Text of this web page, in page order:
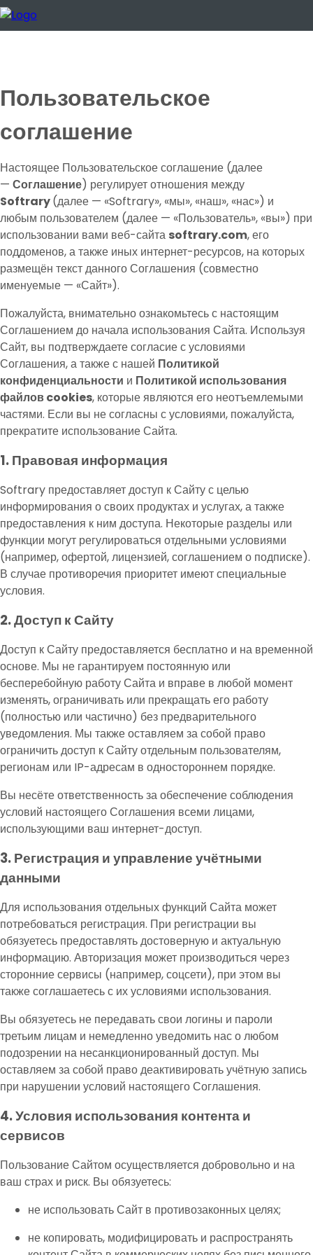
Пользовательское
соглашение
Настоящее Пользовательское соглашение (далее
— Соглашение) регулирует отношения между
Softrary(далее — «Softrary», «мы», «наш», «нас») и
любым пользователем (далее — «Пользователь», «вы») при
использовании вами веб-сайта softrary.com, его
поддоменов, а также иных интернет-ресурсов, на которых
размещён текст данного Соглашения (совместно
именуемые — «Сайт»).
Пожалуйста, внимательно ознакомьтесь с настоящим
Соглашением до начала использования Сайта. Используя
Сайт, вы подтверждаете согласие с условиями
Соглашения, а также с нашей Политикой
конфиденциальности и Политикой использования
файлов cookies, которые являются его неотъемлемыми
частями. Если вы не согласны с условиями, пожалуйста,
прекратите использование Сайта.
1. Правовая информация
Softrary предоставляет доступ к Сайту с целью
информирования о своих продуктах и услугах, а также
предоставления к ним доступа. Некоторые разделы или
функции могут регулироваться отдельными условиями
(например, офертой, лицензией, соглашением о подписке).
В случае противоречия приоритет имеют специальные
условия.
2. Доступ к Сайту
Доступ к Сайту предоставляется бесплатно и на временной
основе. Мы не гарантируем постоянную или
бесперебойную работу Сайта и вправе в любой момент
изменять, ограничивать или прекращать его работу
(полностью или частично) без предварительного
уведомления. Мы также оставляем за собой право
ограничить доступ к Сайту отдельным пользователям,
регионам или IP-адресам в одностороннем порядке.
Вы несёте ответственность за обеспечение соблюдения
условий настоящего Соглашения всеми лицами,
использующими ваш интернет-доступ.
3. Регистрация и управление учётными
данными
Для использования отдельных функций Сайта может
потребоваться регистрация. При регистрации вы
обязуетесь предоставлять достоверную и актуальную
информацию. Авторизация может производиться через
сторонние сервисы (например, соцсети), при этом вы
также соглашаетесь с их условиями использования.
Вы обязуетесь не передавать свои логины и пароли
третьим лицам и немедленно уведомить нас о любом
подозрении на несанкционированный доступ. Мы
оставляем за собой право деактивировать учётную запись
при нарушении условий настоящего Соглашения.
4. Условия использования контента и
сервисов
Пользование Сайтом осуществляется добровольно и на
ваш страх и риск. Вы обязуетесь:
не использовать Сайт в противозаконных целях;
не копировать, модифицировать и распространять